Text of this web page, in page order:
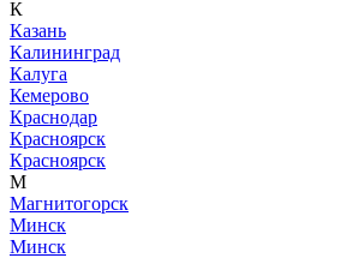
К
Казань
Калининград
Калуга
Кемерово
Краснодар
Красноярск
Красноярск
М
Магнитогорск
Минск
Минск